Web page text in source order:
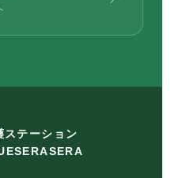
療に関する費用の
令に規定する訪問
体制に関する事項
ステーション